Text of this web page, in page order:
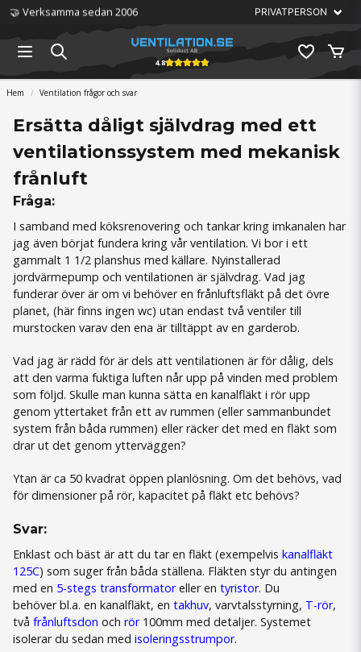
🏆 Störst på ventilation
4.8
Hem Ventilation frågor och svar
Ersätta dåligt självdrag med ett
ventilationssystem med mekanisk
frånluft
Fråga:
I samband med köksrenovering och tankar kring imkanalen har
jag även börjat fundera kring vår ventilation. Vi bor i ett
gammalt 1 1/2 planshus med källare. Nyinstallerad
jordvärmepump och ventilationen är självdrag. Vad jag
funderar över är om vi behöver en frånluftsfläkt på det övre
planet, (här finns ingen wc) utan endast två ventiler till
murstocken varav den ena är tilltäppt av en garderob.
Vad jag är rädd för är dels att ventilationen är för dålig, dels
att den varma fuktiga luften når upp på vinden med problem
som följd. Skulle man kunna sätta en kanalfläkt i rör upp
genom yttertaket från ett av rummen (eller sammanbundet
system från båda rummen) eller räcker det med en fläkt som
drar ut det genom ytterväggen?
Ytan är ca 50 kvadrat öppen planlösning. Om det behövs, vad
för dimensioner på rör, kapacitet på fläkt etc behövs?
Svar:
Enklast och bäst är att du tar en fläkt (exempelvis kanalfläkt
125C) som suger från båda ställena. Fläkten styr du antingen
med en 5-stegs transformatoreller en tyristor. Du
behöver bl.a. en kanalfläkt, en takhuv, varvtalsstyrning, T-rör,
två frånluftsdon och rör100mm med detaljer. Systemet
isolerar du sedan med isoleringsstrumpor.